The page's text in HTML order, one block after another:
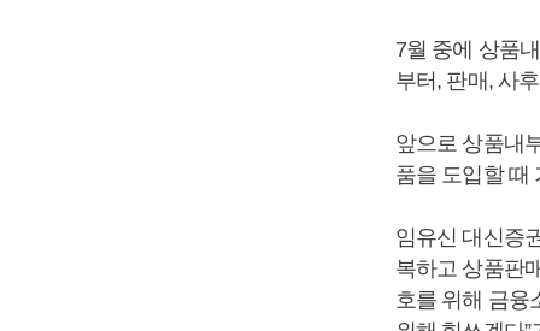
7월 중에 상품
부터, 판매, 사
앞으로 상품내
품을 도입할 때
임유신 대신증
복하고 상품판
호를 위해 금융